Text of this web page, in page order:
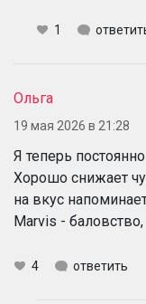
1
Ольга
19 мая 2026 в 21:28
Я теперь
Хорошо снижает
на вкус
Marvis -
4 ответить